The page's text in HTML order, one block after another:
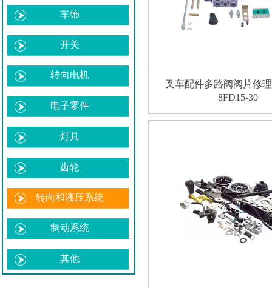
叉车配件多路阀阀片修
8FD15-30
车饰
开关
转向电机
电子零件
灯具
齿轮
转向和液压系统
制动系统
其他